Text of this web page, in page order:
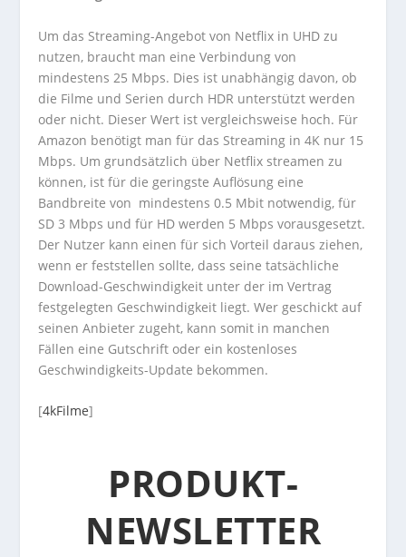
Um das Streaming-Angebot von Netflix in UHD zu
nutzen, braucht man eine Verbindung von
mindestens 25 Mbps. Dies ist unabhängig davon, ob
die Filme und Serien durch HDR unterstützt werden
oder nicht. Dieser Wert ist vergleichsweise hoch. Für
Amazon benötigt man für das Streaming in 4K nur 15
Mbps. Um grundsätzlich über Netflix streamen zu
können, ist für die geringste Auflösung eine
Bandbreite von mindestens 0.5 Mbit notwendig, für
SD 3 Mbps und für HD werden 5 Mbps vorausgesetzt.
Der Nutzer kann einen für sich Vorteil daraus ziehen,
wenn er feststellen sollte, dass seine tatsächliche
Download-Geschwindigkeit unter der im Vertrag
festgelegten Geschwindigkeit liegt. Wer geschickt auf
seinen Anbieter zugeht, kann somit in manchen
Fällen eine Gutschrift oder ein kostenloses
Geschwindigkeits-Update bekommen.
[4kFilme]
PRODUKT-
NEWSLETTER